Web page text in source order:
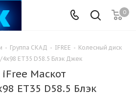
0
- Группа СКАД - IFREE - Колесный диск
ET35 D58.5 Блэк Джек
Маскот
ET35 D58.5 Блэк